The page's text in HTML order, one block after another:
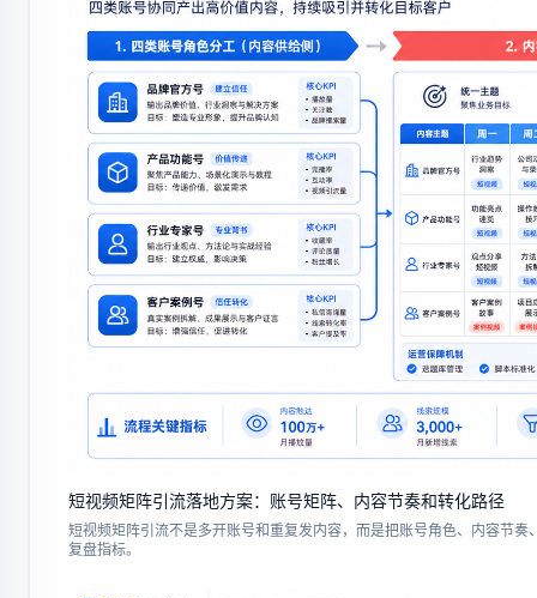
短视频矩阵引流落地方案：账号矩阵、内容节奏和转化路径
短视频矩阵引流不是多开账号和重复发内容，而是把账号角色、内容节
复盘指标。